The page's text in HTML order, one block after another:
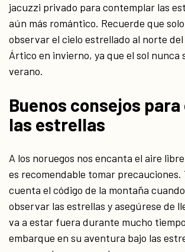
jacuzzi privado para contemplar las
aún más romántico. Recuerde que
observar el cielo estrellado al norte
Ártico en invierno, ya que el sol nunca
verano.
Buenos consejos
las estrellas
A los noruegos nos encanta el aire
es recomendable tomar precauciones.
cuenta el código de la montaña
observar las estrellas y asegúrese de
va a estar fuera durante mucho
embarque en su aventura bajo las